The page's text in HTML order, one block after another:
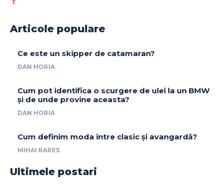
Articole populare
Ce este un skipper de catamaran?
DAN HORIA
Cum pot identifica o scurgere de ulei la un BMW
și de unde provine aceasta?
DAN HORIA
Cum definim moda între clasic și avangardă?
MIHAI RARES
Ultimele postari